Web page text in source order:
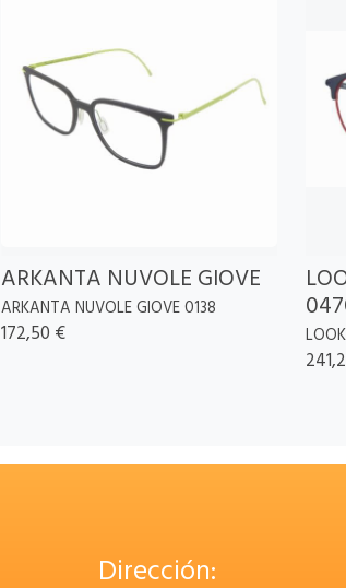
ARKANTA NUVOLE GIOVE
ARKANTA NUVOLE GIOVE 0138
172,50 €
Dirección: